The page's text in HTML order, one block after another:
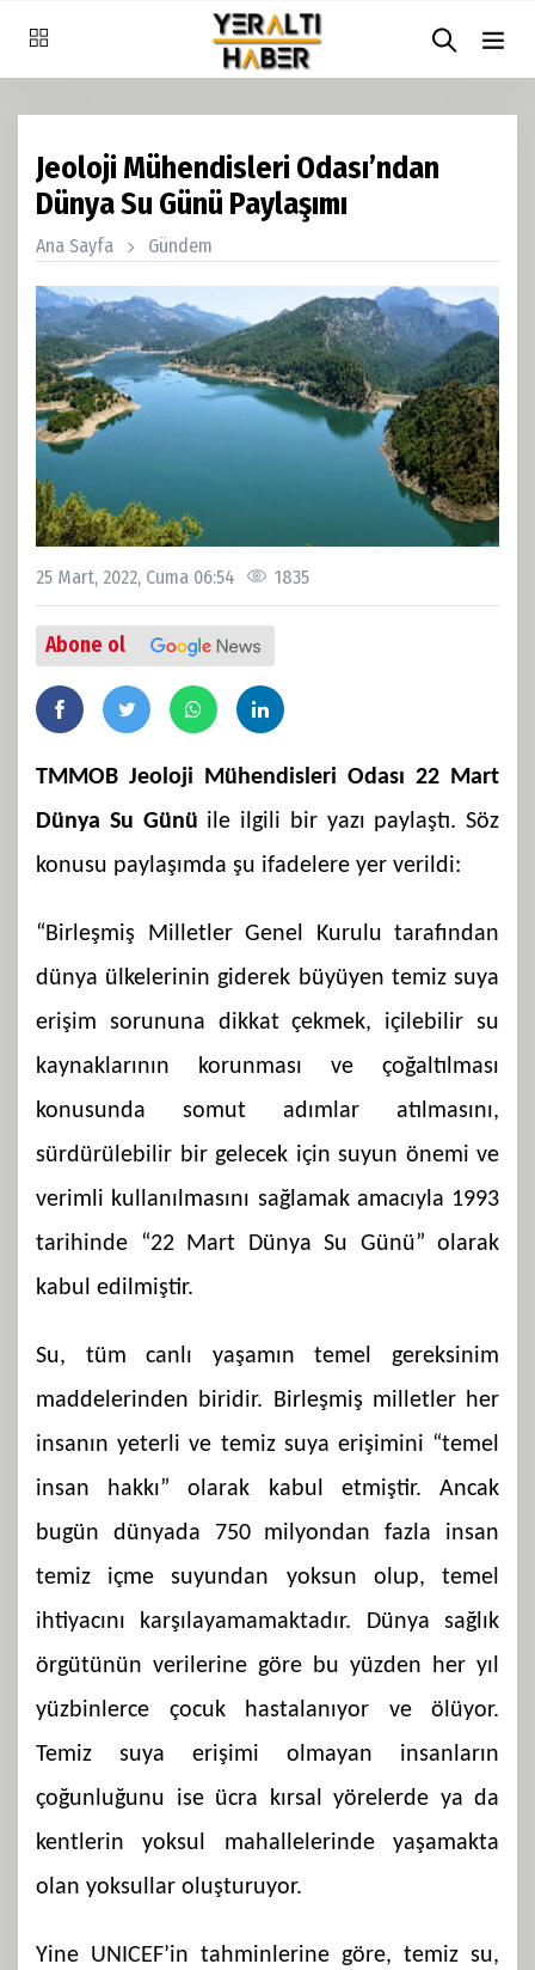
Jeoloji Mühendisleri Odası’ndan
Dünya Su Günü Paylaşımı
Ana Sayfa Gündem
25 Mart, 2022, Cuma 06:54 1835
Abone ol
TMMOB Jeoloji Mühendisleri Odası 22 Mart
Dünya Su Günü ile ilgili bir yazı paylaştı. Söz
konusu paylaşımda şu ifadelere yer verildi:
“Birleşmiş Milletler Genel Kurulu tarafından
dünya ülkelerinin giderek büyüyen temiz suya
erişim sorununa dikkat çekmek, içilebilir su
kaynaklarının korunması ve çoğaltılması
konusunda somut adımlar atılmasını,
sürdürülebilir bir gelecek için suyun önemi ve
verimli kullanılmasını sağlamak amacıyla 1993
tarihinde “22 Mart Dünya Su Günü” olarak
kabul edilmiştir.
Su, tüm canlı yaşamın temel gereksinim
maddelerinden biridir. Birleşmiş milletler her
insanın yeterli ve temiz suya erişimini “temel
insan hakkı” olarak kabul etmiştir. Ancak
bugün dünyada 750 milyondan fazla insan
temiz içme suyundan yoksun olup, temel
ihtiyacını karşılayamamaktadır. Dünya sağlık
örgütünün verilerine göre bu yüzden her yıl
yüzbinlerce çocuk hastalanıyor ve ölüyor.
Temiz suya erişimi olmayan insanların
çoğunluğunu ise ücra kırsal yörelerde ya da
kentlerin yoksul mahallelerinde yaşamakta
olan yoksullar oluşturuyor.
Yine UNICEF’in tahminlerine göre, temiz su,